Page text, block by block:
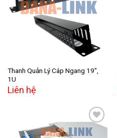
Add to
wishlist
Thanh Quản Lý Cáp Ngang 19″,
1U
Liên hệ